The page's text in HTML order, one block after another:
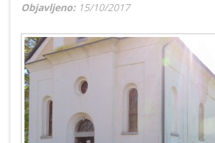
Objavljeno: 15/10/2017